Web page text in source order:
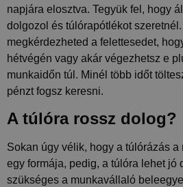
napjára elosztva. Tegyük fel, hogy
dolgozol és túlórapótlékot
megkérdezheted a felettesedet,
hétvégén vagy akár végezhetsz e
munkaidőn túl. Minél több időt
pénzt fogsz keresni.
A túlóra rossz dolog?
Sokan úgy vélik, hogy a túlórázás
egy formája, pedig, a túlóra lehet jó
szükséges a munkavállaló